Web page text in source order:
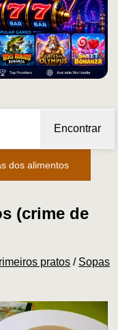
Encontrar
dos alimentos
(crime de
pratos / Sopas